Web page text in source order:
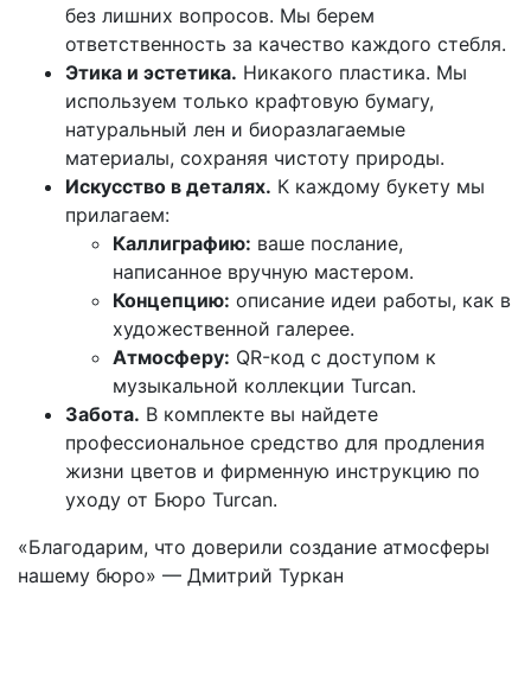
без лишних вопросов. Мы берем
ответственность за качество каждого стебля.
Этика и эстетика. Никакого пластика. Мы
используем только крафтовую бумагу,
натуральный лен и биоразлагаемые
материалы, сохраняя чистоту природы.
Искусство в деталях. К каждому букету мы
прилагаем:
Каллиграфию: ваше послание,
написанное вручную мастером.
Концепцию: описание идеи работы, как в
художественной галерее.
Атмосферу: QR-код с доступом к
музыкальной коллекции Turcan.
Забота. В комплекте вы найдете
профессиональное средство для продления
жизни цветов и фирменную инструкцию по
уходу от Бюро Turcan.
«Благодарим, что доверили создание атмосферы
нашему бюро» — Дмитрий Туркан